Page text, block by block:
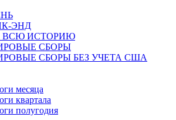
ЭНД
ВСЮ ИСТОРИЮ
СБОРЫ
СБОРЫ БЕЗ УЧЕТА США
месяца
квартала
полугодия